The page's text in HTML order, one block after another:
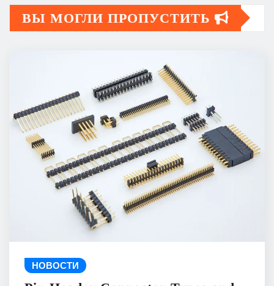
ВЫ МОГЛИ ПРОПУСТИТЬ
НОВОСТИ